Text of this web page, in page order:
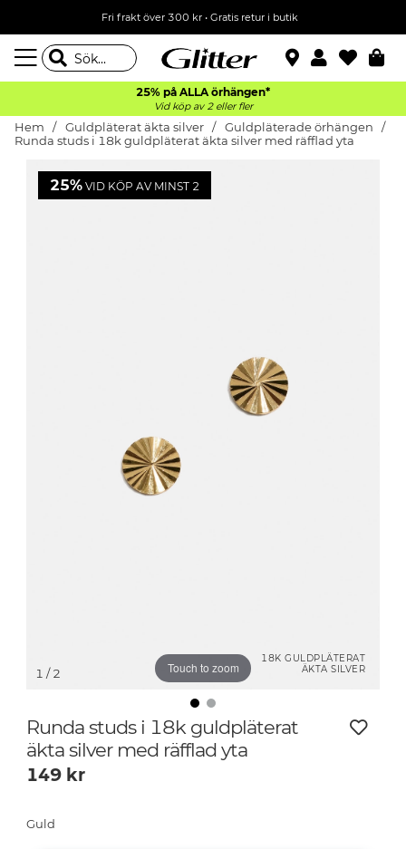
Fri frakt över 300 kr• Gratis retur i butik
25% på ALLA örhängen*
Vid köp av 2 eller fler
Hem Guldpläterat äkta silver
Guldpläterade örhängen
Runda studs i 18k guldpläterat äkta silver med räfflad yta
25% VID KÖP AV MINST 2
18K GULDPLÄTERAT
ÄKTA SILVER
Touch to zoom
1 / 2
Runda studs i 18k guldpläterat
äkta silver med räfflad yta
149 kr
Guld